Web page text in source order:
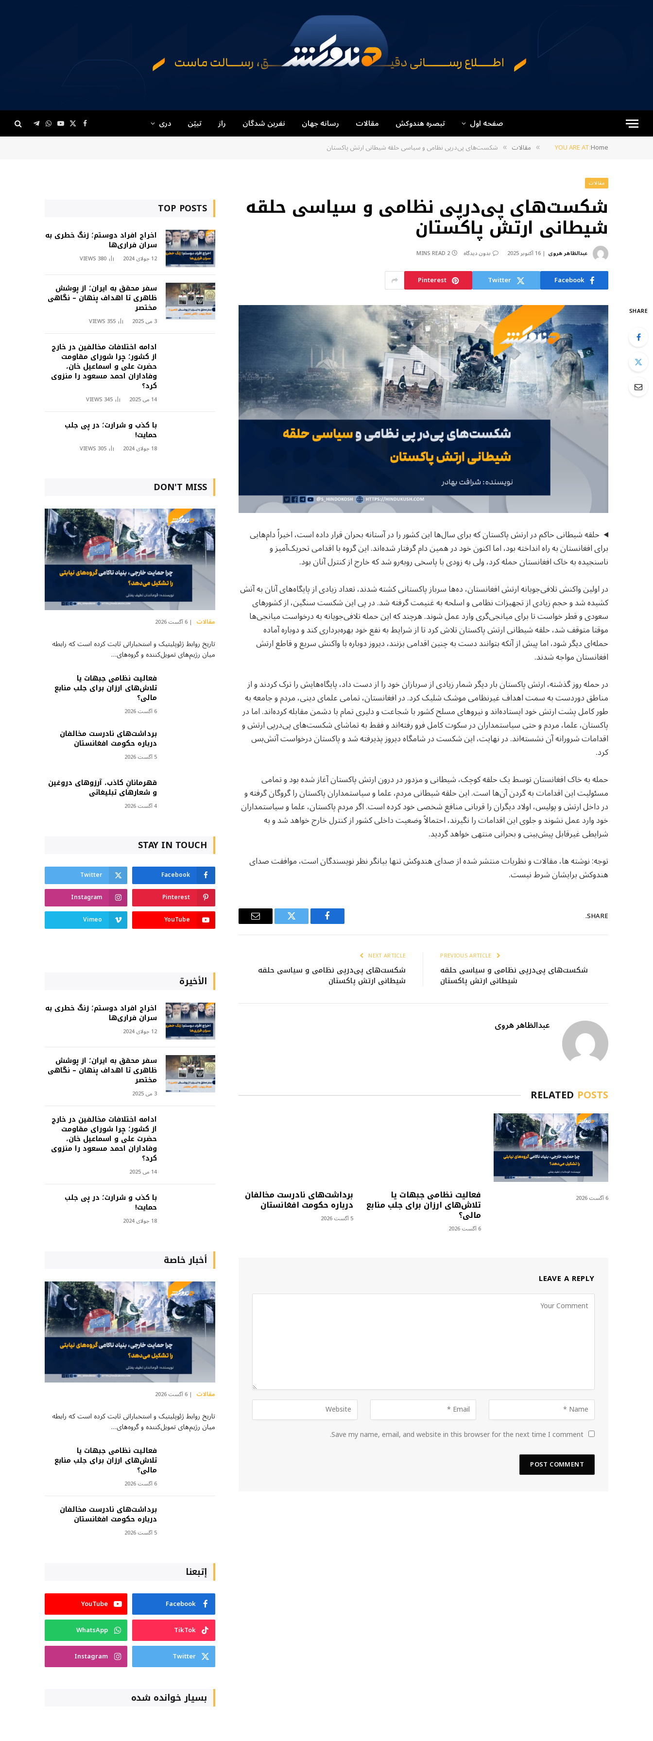
صفحه اول تبصره هندوکش مقالات رسانه جهان نفرین شدگان راز تبیّن دری Facebook
X
(Twitter)
YouTube
WhatsApp
Telegram
YOU ARE AT:Home
» مقالات » شکست‌های پی‌درپی نظامی و سیاسی حلقه شیطانی ارتش پاکستان
مقالات
شکست‌های پی‌درپی نظامی و سیاسی حلقه
شیطانی ارتش پاکستان
عبدالظاهر هروی 16 آکتوبر 2025 بدون دیدگاه 2 MINS READ
Facebook
Twitter
Pinterest
SHARE
حلقه شیطانی حاکم در ارتش پاکستان که برای سال‌ها این کشور را در آستانه بحران قرار داده است، اخیراً دام‌هایی
برای افغانستان به راه انداخته بود، اما اکنون خود در همین دام گرفتار شده‌اند. این گروه با اقدامی تحریک‌آمیز و
ناسنجیده به خاک افغانستان حمله کرد، ولی به زودی با پاسخی روبه‌رو شد که خارج از کنترل آنان بود.
در اولین واکنش تلافی‌جویانه ارتش افغانستان، ده‌ها سرباز پاکستانی کشته شدند، تعداد زیادی از پایگاه‌های آنان به آتش
کشیده شد و حجم زیادی از تجهیزات نظامی و اسلحه‌ به غنیمت گرفته شد. در پی این شکست سنگین، از کشورهای
سعودی و قطر خواست تا برای میانجی‌گری وارد عمل شوند. هرچند که این حمله تلافی‌جویانه به درخواست میانجی‌ها
موقتا متوقف شد، حلقه شیطانی ارتش پاکستان تلاش کرد تا از شرایط به نفع خود بهره‌برداری کند و دوباره آماده
حمله‌ای دیگر شود، اما پیش از آنکه بتوانند دست به چنین اقدامی بزنند، دیروز دوباره با واکنش سریع و قاطع ارتش
افغانستان مواجه شدند.
در حمله روز گذشته، ارتش پاکستان بار دیگر شمار زیادی از سربازان خود را از دست داد، پایگاه‌هایش را ترک کردند و از
مناطق دوردست به سمت اهداف غیرنظامی موشک شلیک کرد. در افغانستان، تمامی علمای دینی، مردم و جامعه به
طور کامل پشت ارتش خود ایستاده‌اند و نیروهای مسلح کشور با شجاعت و دلیری تمام با دشمن مقابله کرده‌اند. اما در
پاکستان، علما، مردم و حتی سیاستمداران در سکوت کامل فرو رفته‌اند و فقط به تماشای شکست‌های پی‌درپی ارتش و
اقدامات شرورانه آن نشسته‌اند. در نهایت، این شکست در شامگاه دیروز پذیرفته شد و پاکستان درخواست آتش‌بس
کرد.
حمله به خاک افغانستان توسط یک حلقه کوچک، شیطانی و مزدور در درون ارتش پاکستان آغاز شده بود و تمامی
مسئولیت این اقدامات به گردن آن‌ها است. این حلقه شیطانی مردم، علما و سیاستمداران پاکستان را گروگان گرفته و
در داخل ارتش و پولیس، اولاد دیگران را قربانی منافع شخصی‌ خود کرده است. اگر مردم پاکستان، علما و سیاستمداران
خود وارد عمل نشوند و جلوی این اقدامات را نگیرند، احتمالاً وضعیت داخلی کشور از کنترل خارج خواهد شد و به
شرایطی غیرقابل پیش‌بینی و بحرانی منتهی خواهد گردید.
توجه: نوشته ها، مقالات و نظریات منتشر شده از صدای هندوکش تنها بیانگر نظر نویسندگان است، موافقت صدای
هندوکش برایشان شرط نیست.
SHARE.
Facebook
Twitter
Email
شکست‌های پی‌درپی نظامی و سیاسی حلقه
شیطانی ارتش پاکستان
NEXT ARTICLE
شکست‌های پی‌درپی نظامی و سیاسی حلقه
شیطانی ارتش پاکستان
عبدالظاهر هروی
RELATED POSTS
6 آگست 2026 فعالیت نظامی جبهات یا
تلاش‌های ارزان برای جلب منابع
مالی؟
6 آگست 2026
برداشت‌های نادرست مخالفان
درباره حکومت افغانستان
5 آگست 2026
LEAVE A REPLY
Save my name, email, and website in this browser for the next time I comment.
TOP POSTS
اخراج افراد دوستم؛ زنگ خطری به
سران فراری‌ها
12 جولای 2024 380
VIEWS
سفر محقق به ایران؛ از پوشش
ظاهری تا اهداف پنهان – نگاهی
مختصر
3 می 2025 355
VIEWS
ادامه اختلافات مخالفین در خارج
از کشور؛ چرا شورای مقاومت
حضرت علی و اسماعیل خان،
وفاداران احمد مسعود را منزوی
کرد؟
14 می 2025 345
VIEWS
با کذب و شرارت؛ در پی جلب
حمایت!
18 جولای 2024 305
VIEWS
DON'T MISS
مقالات 6 آگست 2026
تاریخ روابط ژئوپلیتیک و استخباراتی ثابت کرده است که رابطه
میان رژیم‌های تمویل‌کننده و گروه‌های…
فعالیت نظامی جبهات یا
تلاش‌های ارزان برای جلب منابع
مالی؟
6 آگست 2026
برداشت‌های نادرست مخالفان
درباره حکومت افغانستان
5 آگست 2026
قهرمانانِ کاذب، آرزوهای دروغین
و شعارهای تبلیغاتی
4 آگست 2026
STAY IN TOUCH
Facebook
Twitter
Pinterest
Instagram
YouTube
Vimeo
الأخيرة
اخراج افراد دوستم؛ زنگ خطری به
سران فراری‌ها
12 جولای 2024
سفر محقق به ایران؛ از پوشش
ظاهری تا اهداف پنهان – نگاهی
مختصر
3 می 2025
ادامه اختلافات مخالفین در خارج
از کشور؛ چرا شورای مقاومت
حضرت علی و اسماعیل خان،
وفاداران احمد مسعود را منزوی
کرد؟
14 می 2025
با کذب و شرارت؛ در پی جلب
حمایت!
18 جولای 2024
أخبار خاصة
مقالات 6 آگست 2026
تاریخ روابط ژئوپلیتیک و استخباراتی ثابت کرده است که رابطه
میان رژیم‌های تمویل‌کننده و گروه‌های…
فعالیت نظامی جبهات یا
تلاش‌های ارزان برای جلب منابع
مالی؟
6 آگست 2026
برداشت‌های نادرست مخالفان
درباره حکومت افغانستان
5 آگست 2026
إتبعنا
Facebook
YouTube
TikTok
WhatsApp
Twitter
Instagram
بسیار خوانده شده